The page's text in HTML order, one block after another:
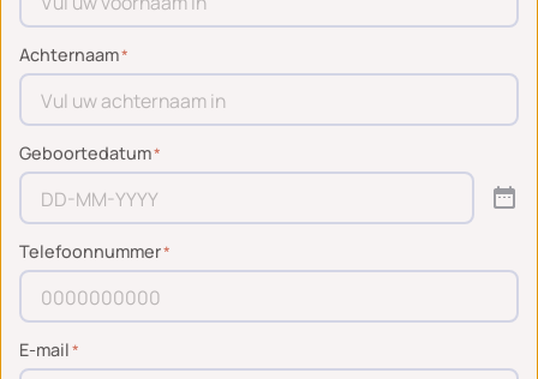
Achternaam*
Geboortedatum*
Telefoonnummer*
E-mail*